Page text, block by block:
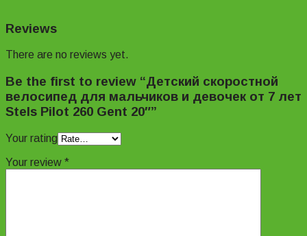
Reviews
There are no reviews yet.
Be the first to review “Детский скоростной
велосипед для мальчиков и девочек от 7 лет
Stels Pilot 260 Gent 20″”
Your rating
Your review *